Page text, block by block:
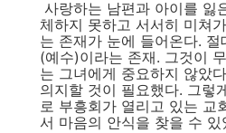
사랑하는 남편과 아이를 잃
체하지 못하고 서서히 미쳐
는 존재가 눈에 들어온다. 절
(예수)이라는 존재. 그것이
는 그녀에게 중요하지 않았
의지할 것이 필요했다. 그렇
로 부흥회가 열리고 있는 교
서 마음의 안식을 찾을 수 있